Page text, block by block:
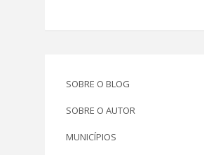
SOBRE O BLOG
SOBRE O AUTOR
MUNICÍPIOS